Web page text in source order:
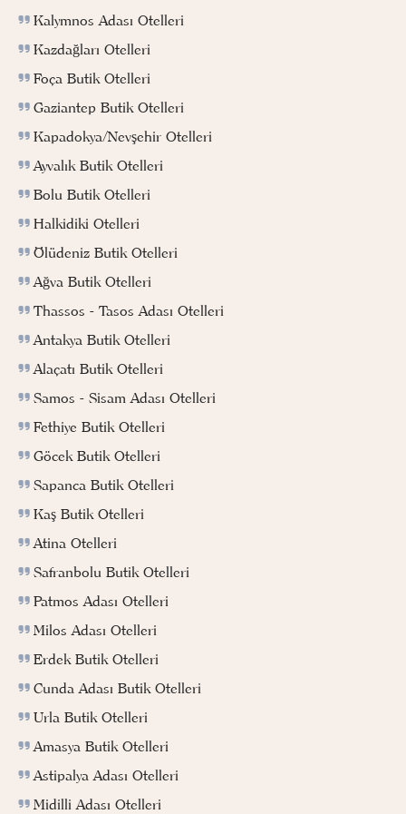
Kalymnos Adası Otelleri
Kazdağları Otelleri
Foça Butik Otelleri
Gaziantep Butik Otelleri
Kapadokya/Nevşehir Otelleri
Ayvalık Butik Otelleri
Bolu Butik Otelleri
Halkidiki Otelleri
Ölüdeniz Butik Otelleri
Ağva Butik Otelleri
Thassos - Tasos Adası Otelleri
Antakya Butik Otelleri
Alaçatı Butik Otelleri
Samos - Sisam Adası Otelleri
Fethiye Butik Otelleri
Göcek Butik Otelleri
Sapanca Butik Otelleri
Kaş Butik Otelleri
Atina Otelleri
Safranbolu Butik Otelleri
Patmos Adası Otelleri
Milos Adası Otelleri
Erdek Butik Otelleri
Cunda Adası Butik Otelleri
Urla Butik Otelleri
Amasya Butik Otelleri
Astipalya Adası Otelleri
Midilli Adası Otelleri